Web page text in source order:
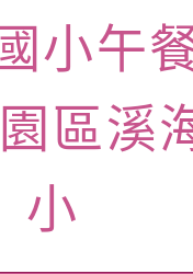
學校輔導
實施計畫
政策研討
民及學前
育局辦
習實施計
新北場」
師範大學
習中心
」招生簡
成功大學
台-教案
學前教
利署委託
小午
區溪
小